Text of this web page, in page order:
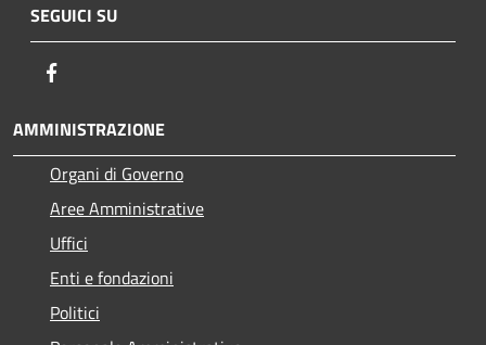
SEGUICI SU
AMMINISTRAZIONE
Organi di Governo
Aree Amministrative
Uffici
Enti e fondazioni
Politici